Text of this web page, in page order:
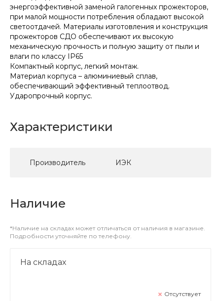
энергоэффективной заменой галогенных прожекторов,
при малой мощности потребления обладают высокой
светоотдачей. Материалы изготовления и конструкция
прожекторов СДО обеспечивают их высокую
механическую прочность и полную защиту от пыли и
влаги по классу IP65
Компактный корпус, легкий монтаж.
Материал корпуса – алюминиевый сплав,
обеспечивающий эффективный теплоотвод.
Ударопрочный корпус.
Характеристики
Производитель ИЭК
Наличие
*Наличие на складах может отличаться от наличия в магазине.
Подробности уточняйте по телефону.
На складах
Отсутствует